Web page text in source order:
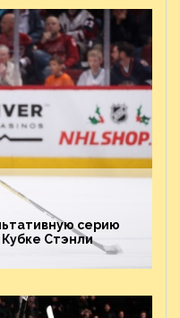
серию
Стэнли